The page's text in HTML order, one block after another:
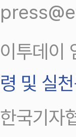
이투데이
령 및 실
한국기자